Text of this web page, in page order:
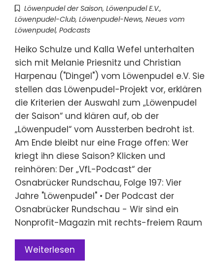
Löwenpudel der Saison, Löwenpudel E.V.,
Löwenpudel-Club, Löwenpudel-News, Neues vom
Löwenpudel, Podcasts
Heiko Schulze und Kalla Wefel unterhalten
sich mit Melanie Priesnitz und Christian
Harpenau ("Dingel") vom Löwenpudel e.V. Sie
stellen das Löwenpudel-Projekt vor, erklären
die Kriterien der Auswahl zum „Löwenpudel
der Saison“ und klären auf, ob der
„Löwenpudel“ vom Aussterben bedroht ist.
Am Ende bleibt nur eine Frage offen: Wer
kriegt ihn diese Saison? Klicken und
reinhören: Der „VfL-Podcast“ der
Osnabrücker Rundschau, Folge 197: Vier
Jahre "Löwenpudel" • Der Podcast der
Osnabrücker Rundschau - Wir sind ein
Nonprofit-Magazin mit rechts-freiem Raum
Weiterlesen